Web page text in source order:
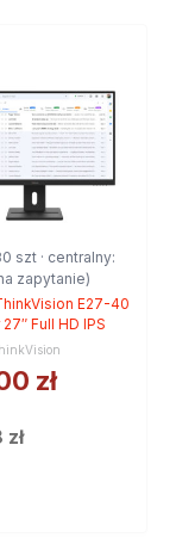
szt · centralny:
zapytanie)
E27-40
Full HD IPS
zł
zł